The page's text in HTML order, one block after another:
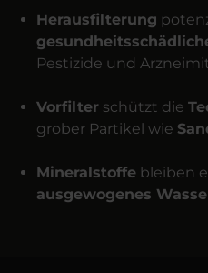
Herausfilterung
Pestizide und
Vorfilter schützt die
grober Partikel wie
Mineralstoffe bleiben
ausgewogenes